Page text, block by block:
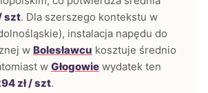
szt. Dla szerszego kontekstu w
instalacja napędu do
w Bolesławcu kosztuje średnio
w Głogowie wydatek ten
zł / szt.